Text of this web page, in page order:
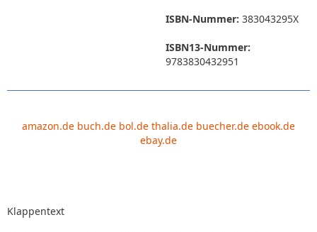
ISBN-Nummer: 383043295X
ISBN13-Nummer:
9783830432951
amazon.de buch.de bol.de thalia.de buecher.de ebook.de
ebay.de
Klappentext